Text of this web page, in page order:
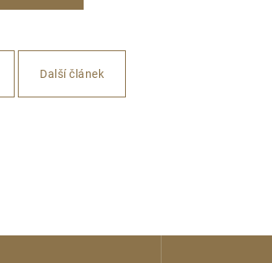
Další článek